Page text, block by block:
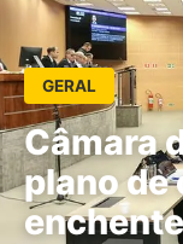
GERAL
Câmara
plano de